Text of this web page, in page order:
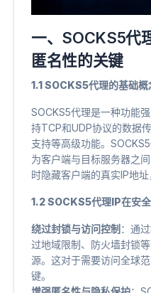
一、SOCKS5代
匿名性的关键
1.1 SOCKS5代理的基础概
SOCKS5代理是一种功能
持TCP和UDP协议的数据
支持等高级功能。
为客户端与目标服务器之
时隐藏客户端的真实IP地
1.2 SOCKS5代理IP在安
绕过封锁与访问控制 ​：通过
过地域限制、防火墙封锁
源。这对于需要访问全球
键。